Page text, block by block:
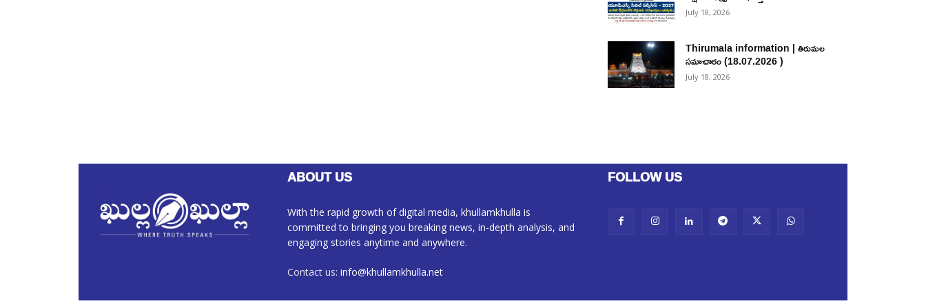
July 18, 2026
Thirumala information | తిరుమల
సమాచారం (18.07.2026 )
July 18, 2026
ABOUT US
With the rapid growth of digital media, khullamkhulla is
committed to bringing you breaking news, in-depth analysis, and
engaging stories anytime and anywhere.
Contact us: info@khullamkhulla.net
FOLLOW US